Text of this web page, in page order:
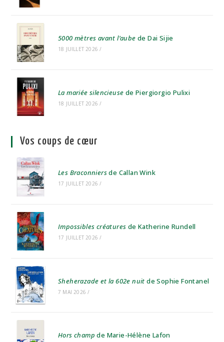
5000 mètres avant l’aube de Dai Sijie
18 JUILLET 2026 /
La mariée silencieuse de Piergiorgio Pulixi
18 JUILLET 2026 /
Vos coups de cœur
Les Braconniersde Callan Wink
17 JUILLET 2026 /
Impossibles créatures de Katherine Rundell
17 JUILLET 2026 /
Sheherazade et la 602e nuit de Sophie Fontanel
7 MAI 2026 /
Hors champ de Marie-Hélène Lafon